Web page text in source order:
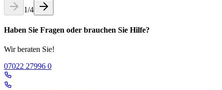
1/4
Haben Sie Fragen oder brauchen Sie Hilfe?
Wir beraten Sie!
07022 27996 0